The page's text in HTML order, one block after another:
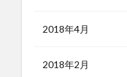
2018年4月
2018年2月